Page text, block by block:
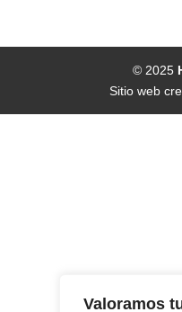
Valoramos
© 2025
Sitio web